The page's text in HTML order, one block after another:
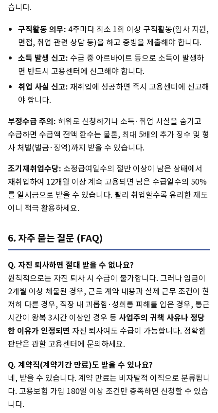
습니다.
구직활동 의무: 4주마다 최소 1회 이상 구직활동(입사 지원,
면접, 취업 관련 상담 등)을 하고 증빙을 제출해야 합니다.
소득 발생 신고: 수급 중 아르바이트 등으로 소득이 발생하
면 반드시 고용센터에 신고해야 합니다.
취업 사실 신고: 재취업에 성공하면 즉시 고용센터에 신고해
야 합니다.
부정수급 주의: 허위로 신청하거나 소득·취업 사실을 숨기고
수급하면 수급액 전액 환수는 물론, 최대 5배의 추가 징수 및 형
사 처벌(벌금·징역)까지 받을 수 있습니다.
조기재취업수당: 소정급여일수의 절반 이상이 남은 상태에서
재취업하여 12개월 이상 계속 고용되면 남은 수급일수의 50%
를 일시금으로 받을 수 있습니다. 빨리 취업할수록 유리한 제도
이니 적극 활용하세요.
6. 자주 묻는 질문 (FAQ)
Q. 자진 퇴사하면 절대 받을 수 없나요?
원칙적으로는 자진 퇴사 시 수급이 불가합니다. 그러나 임금이
2개월 이상 체불된 경우, 근로 계약 내용과 실제 근무 조건이 현
저히 다른 경우, 직장 내 괴롭힘·성희롱 피해를 입은 경우, 통근
시간이 왕복 3시간 이상인 경우 등 사업주의 귀책 사유나 정당
한 이유가 인정되면 자진 퇴사여도 수급이 가능합니다. 정확한
판단은 관할 고용센터에 문의하세요.
Q. 계약직(계약기간 만료)도 받을 수 있나요?
네, 받을 수 있습니다. 계약 만료는 비자발적 이직으로 분류됩니
다. 고용보험 가입 180일 이상 조건만 충족하면 신청할 수 있습
니다.